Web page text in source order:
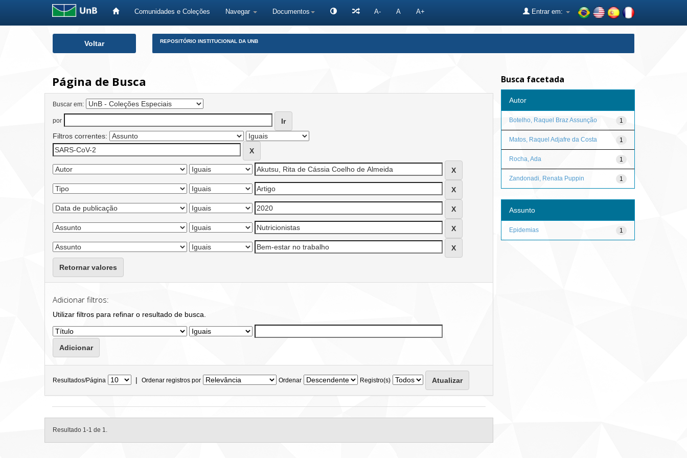
Comunidades e Coleções Navegar Documentos A- A A+ Entrar em:
Voltar REPOSITÓRIO INSTITUCIONAL DA UNB
Página de Busca
Buscar em:
por
Filtros correntes:
Retornar valores
Adicionar filtros:
Utilizar filtros para refinar o resultado de busca.
Resultados/Página | Ordenar registros por Ordenar Registro(s)
Resultado 1-1 de 1.
Busca facetada
Autor
1
Botelho, Raquel Braz Assunção
1
Matos, Raquel Adjafre da Costa
1
Rocha, Ada
1
Zandonadi, Renata Puppin
Assunto
1
Epidemias